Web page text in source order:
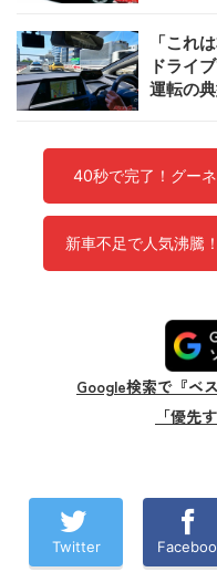
「これ
ドライ
運転の典
40秒で完了！グー
新車不足で人気沸騰
Google検索で『ベ
「優先
Twitter